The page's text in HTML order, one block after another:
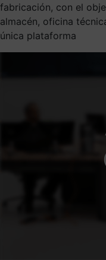
fabricación, con el
almacén, oficina
única plataforma